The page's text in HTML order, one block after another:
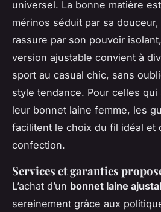
universel. La bonne matière
mérinos séduit par sa
rassure par son pouvoir
version ajustable convient à
sport au casual chic, sans
style tendance. Pour celles
leur bonnet laine femme, les
facilitent le choix du fil idéal et
confection.
Services et garanties
L’achat d’un bonnet laine
sereinement grâce aux